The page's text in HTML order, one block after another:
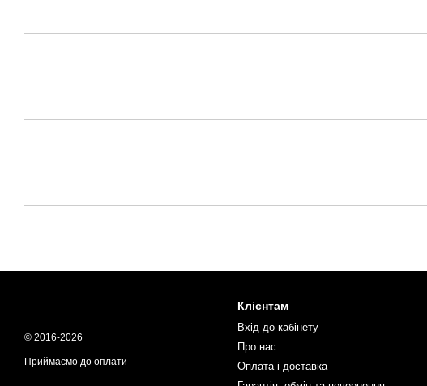
© 2016-2026
Приймаємо до оплати
Клієнтам
Вхід до кабінету
Про нас
Оплата і доставка